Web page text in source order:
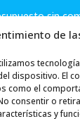
de
dispositivo. El
como el
consentir o
y
sin
y haz tu